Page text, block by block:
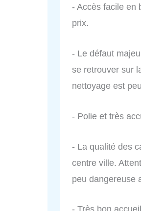
- Accès facile en
prix.
- Le défaut
se retrouver sur
nettoyage est
- Polie et très
- La qualité des
centre ville.
peu dangereuse